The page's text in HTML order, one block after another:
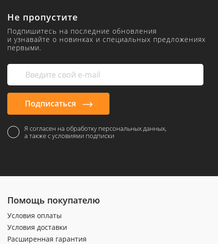
Не пропустите
Подпишитесь на последние обновления
и узнавайте о новинках и специальных предложениях
первыми.
Подписаться
Я согласен на обработку персональных данных,
а также с условиями подписки
Помощь покупателю
Условия оплаты
Условия доставки
Расширенная гарантия